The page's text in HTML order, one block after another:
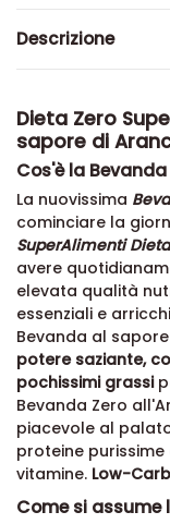
Descrizione
Dieta Zero
sapore di
Cos'è la
La nuovissima
cominciare la
SuperAlimenti
avere
elevata qualità
essenziali e
Bevanda al
potere saziante,
pochissimi grassi
Bevanda Zero
piacevole al
proteine
vitamine. Low-Carb
Come si assume